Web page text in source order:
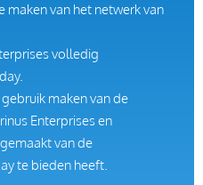
van het netwerk van
volledig
maken van de
Enterprises en
van de
te bieden heeft.